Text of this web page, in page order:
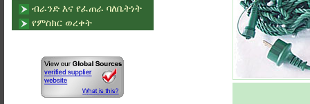
ብራንድ እና የፈጠራ ባለቤትነት
የምስክር ወረቀት